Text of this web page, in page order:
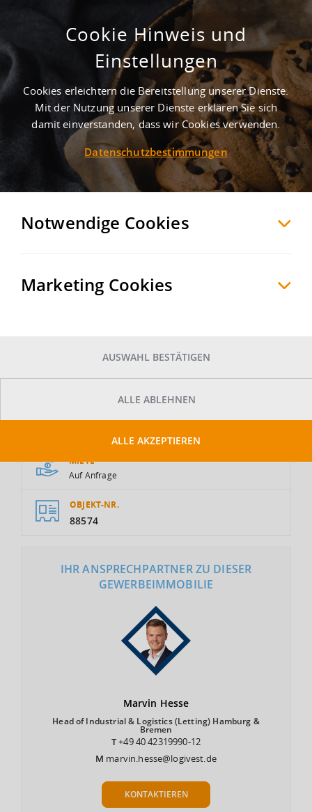
Attraktive Lager- und Logistikflächen
nördlich von Bremen
LilienthalOsterholz, Deutschland
MERKEN VERGLEICHEN EXPORT PDF
MIETE
Auf Anfrage
OBJEKT-NR.
88574
IHR ANSPRECHPARTNER ZU DIESER
GEWERBEIMMOBILIE
Marvin Hesse
Head of Industrial & Logistics (Letting) Hamburg &
Bremen
T+49 40 42319990-12
M marvin.hesse@logivest.de
KONTAKTIEREN
Cookie Hinweis und
Einstellungen
Cookies erleichtern die Bereitstellung unserer Dienste.
Mit der Nutzung unserer Dienste erklären Sie sich
damit einverstanden, dass wir Cookies verwenden.
Datenschutzbestimmungen
Notwendige Cookies
Marketing Cookies
AUSWAHL BESTÄTIGEN
ALLE ABLEHNEN
ALLE AKZEPTIEREN